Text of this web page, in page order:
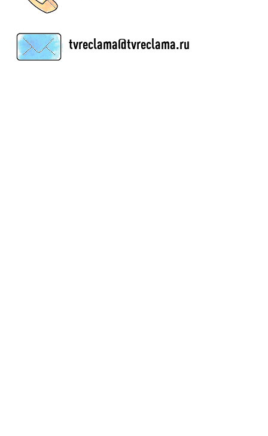
tvreclama@tvreclama.ru